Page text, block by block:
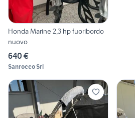
Honda Marine 2,3 hp fuoribordo
nuovo
640 €
Sanrocco Srl